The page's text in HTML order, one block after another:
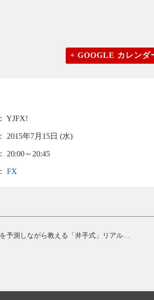
+ GOOGLE カレンダ
： YJFX!
： 2015年7月15日 (水)
： 20:00～20:45
：FX
人気トレーダー育成講師が相場動向を予測しながら教える「井手式」リアルタイムチャート分析セミナー